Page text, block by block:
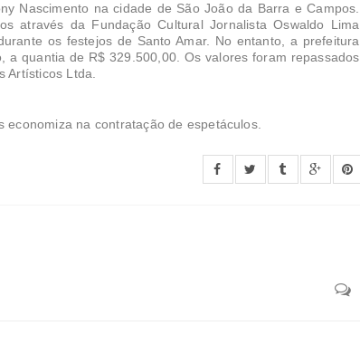
Nascimento na cidade de São João da Barra e Campos.
através da Fundação Cultural Jornalista Oswaldo Lima
os festejos de Santo Amar. No entanto, a prefeitura
a quantia de R$ 329.500,00. Os valores foram repassados
Artísticos Ltda.
na contratação de espetáculos.